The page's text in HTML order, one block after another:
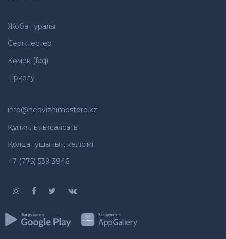
Жоба туралы
Серіктестер
Көмек (faq)
Тіркелу
info@nedvizhimostpro.kz
Құпиялылық саясаты
Қолданушының келісімі
+7 (775) 539 3946